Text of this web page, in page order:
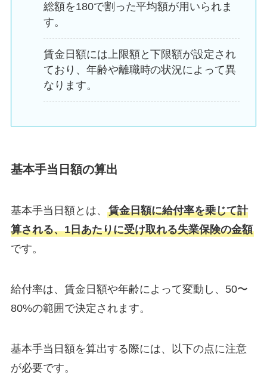
総額を180で割った平均額が用いられま
す。
賃金日額には上限額と下限額が設定され
ており、年齢や離職時の状況によって異
なります。
基本手当日額の算出
基本手当日額とは、 賃金日額に給付率を乗じて計
算される、1日あたりに受け取れる失業保険の金額
です。
給付率は、賃金日額や年齢によって変動し、50〜
80%の範囲で決定されます。
基本手当日額を算出する際には、以下の点に注意
が必要です。